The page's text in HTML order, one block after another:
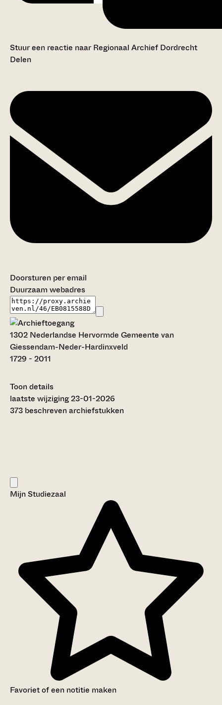
Stuur een reactie naar Regionaal Archief Dordrecht
Delen
Doorsturen per email
Duurzaam webadres
1302 Nederlandse Hervormde Gemeente van
Giessendam-Neder-Hardinxveld
1729 - 2011
Toon details
Datering:
1729 - 2011
Nederlandse Hervormde Gemeente van Giessendam-
Neder-Hardinxveld
Religie en Levensbeschouwing
laatste wijziging 23-01-2026
373 beschreven archiefstukken
Mijn Studiezaal
Favoriet of een notitie maken